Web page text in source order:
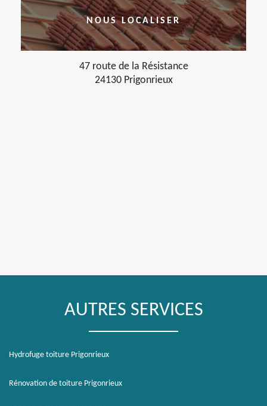
NOUS LOCALISER
47 route de la Résistance
24130 Prigonrieux
AUTRES SERVICES
Hydrofuge toiture Prigonrieux
Rénovation de toiture Prigonrieux